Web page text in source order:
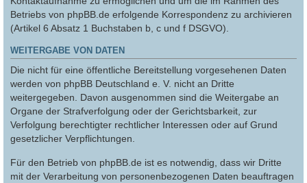
Betriebs von phpBB.de erfolgende Korrespondenz zu archivieren
(Artikel 6 Absatz 1 Buchstaben b, c und f DSGVO).
WEITERGABE VON DATEN
Die nicht für eine öffentliche Bereitstellung vorgesehenen Daten
werden von phpBB Deutschland e. V. nicht an Dritte
weitergegeben. Davon ausgenommen sind die Weitergabe an
Organe der Strafverfolgung oder der Gerichtsbarkeit, zur
Verfolgung berechtigter rechtlicher Interessen oder auf Grund
gesetzlicher Verpflichtungen.
Für den Betrieb von phpBB.de ist es notwendig, dass wir Dritte
mit der Verarbeitung von personenbezogenen Daten beauftragen